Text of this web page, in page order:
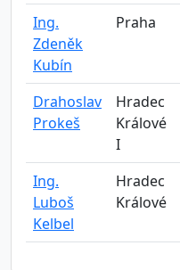
Ing.
Zdeněk
Kubín
Praha
Drahoslav
Prokeš
Hradec
Králové
I
Ing.
Luboš
Kelbel
Hradec
Králové